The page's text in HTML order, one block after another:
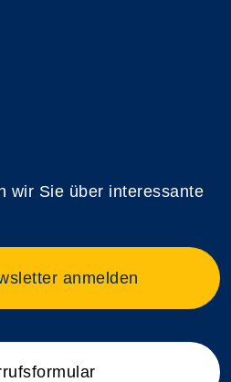
wir Sie über interessante
anmelden